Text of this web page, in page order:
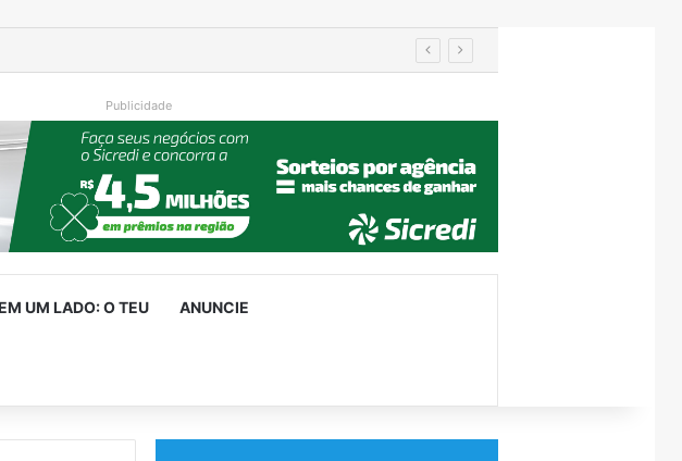
192 mil para R$ 1,87 milhão em 4 anos
Publicidade
UM LADO: O TEU ANUNCIE